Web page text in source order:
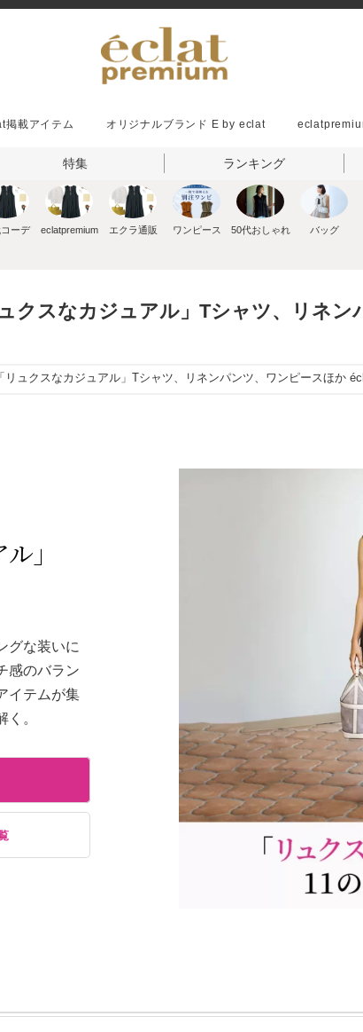
掲載アイテム オリジナルブランド E by eclat
特集 ランキング
ーデ eclatpremium エクラ通販 ワンピース 50代おしゃれ バッグ
クスなカジュアル」Tシャツ、リネン
ュクスなカジュアル」Tシャツ、リネンパンツ、ワンピースほか
」
グな装いに
感のバラン
イテムが集
。